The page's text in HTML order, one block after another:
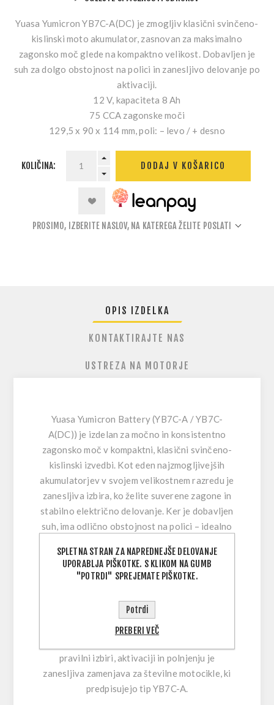
Yuasa Yumicron YB7C-A(DC) je zmogljiv klasični svinčeno-
kislinski moto akumulator, zasnovan za maksimalno
zagonsko moč glede na kompaktno velikost. Dobavljen je
suh za dolgo obstojnost na polici in zanesljivo delovanje po
aktivaciji.
12 V, kapaciteta 8 Ah
75 CCA zagonske moči
129,5 x 90 x 114 mm, poli: – levo / + desno
KOLIČINA: DODAJ V KOŠARICO
PROSIMO, IZBERITE NASLOV, NA KATEREGA ŽELITE POSLATI
OPIS IZDELKA
KONTAKTIRAJTE NAS
USTREZA NA MOTORJE
Yuasa Yumicron Battery (YB7C-A / YB7C-
A(DC)) je izdelan za močno in konsistentno
zagonsko moč v kompaktni, klasični svinčeno-
kislinski izvedbi. Kot eden najzmogljivejših
akumulatorjev v svojem velikostnem razredu je
zanesljiva izbira, ko želite suverene zagone in
stabilno električno delovanje. Ker je dobavljen
suh , ima odlično obstojnost na polici – idealno
svežo aktivacijo ob montaži.
Ta akumulator pomaga pri tipičnih težavah, kot
verglanje, saj zagotavlja solidnih
kapacitete poskrbi za stabilno
pravilni izbiri, aktivaciji in polnjenju je
zanesljiva zamenjava za številne motocikle, ki
predpisujejo tip YB7C-A.
SPLETNA STRAN ZA NAPREDNEJŠE DELOVANJE
UPORABLJA PIŠKOTKE. S KLIKOM NA GUMB
"POTRDI" SPREJEMATE PIŠKOTKE.
Potrdi
PREBERI VEČ